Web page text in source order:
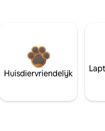
Huisdiervriendelijk